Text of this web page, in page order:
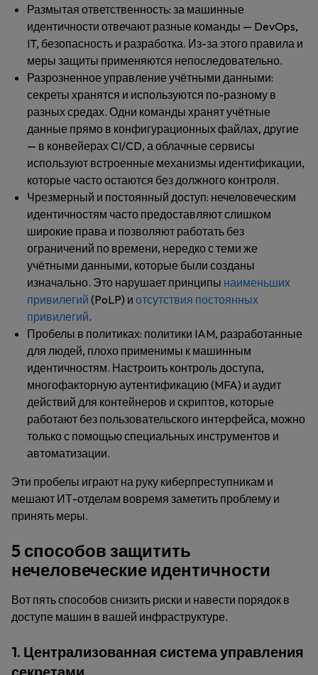
Размытая ответственность: за машинные
идентичности отвечают разные команды — DevOps,
IT, безопасность и разработка. Из-за этого правила и
меры защиты применяются непоследовательно.
Разрозненное управление учётными данными:
секреты хранятся и используются по-разному в
разных средах. Одни команды хранят учётные
данные прямо в конфигурационных файлах, другие
— в конвейерах CI/CD, а облачные сервисы
используют встроенные механизмы идентификации,
которые часто остаются без должного контроля.
Чрезмерный и постоянный доступ: нечеловеческим
идентичностям часто предоставляют слишком
широкие права и позволяют работать без
ограничений по времени, нередко с теми же
учётными данными, которые были созданы
изначально. Это нарушает принципы наименьших
привилегий (PoLP) и отсутствия постоянных
привилегий.
Пробелы в политиках: политики IAM, разработанные
для людей, плохо применимы к машинным
идентичностям. Настроить контроль доступа,
многофакторную аутентификацию (MFA) и аудит
действий для контейнеров и скриптов, которые
работают без пользовательского интерфейса, можно
только с помощью специальных инструментов и
автоматизации.
Эти пробелы играют на руку киберпреступникам и
мешают ИТ-отделам вовремя заметить проблему и
принять меры.
5 способов защитить
нечеловеческие идентичности
Вот пять способов снизить риски и навести порядок в
доступе машин в вашей инфраструктуре.
1. Централизованная система управления